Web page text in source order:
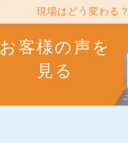
現場はどう変わる？
お客様の声を
見る